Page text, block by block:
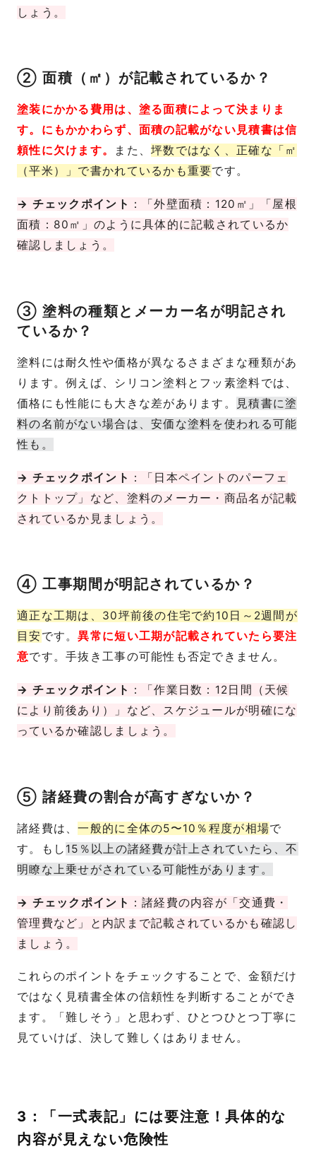
しょう。
② 面積（㎡）が記載されているか？
塗装にかかる費用は、塗る面積によって決まりま
す。にもかかわらず、面積の記載がない見積書は信
頼性に欠けます。
また、坪数ではなく、正確な「㎡
（平米）」で書かれているかも重要です。
→ チェックポイント ：「外壁面積：120㎡」「屋根
面積：80㎡」のように具体的に記載されているか
確認しましょう。
③ 塗料の種類とメーカー名が明記され
ているか？
塗料には耐久性や価格が異なるさまざまな種類があ
ります。例えば、シリコン塗料とフッ素塗料では、
価格にも性能にも大きな差があります。
見積書に塗
料の名前がない場合は、安価な塗料を使われる可能
性も。
→ チェックポイント ：「日本ペイントのパーフェ
クトトップ」など、塗料のメーカー・商品名が記載
されているか見ましょう。
④ 工事期間が明記されているか？
適正な工期は、30坪前後の住宅で約10日～2週間が
目安です。異常に短い工期が記載されていたら要注
意です。手抜き工事の可能性も否定できません。
→ チェックポイント ：「作業日数：12日間（天候
により前後あり）」など、スケジュールが明確にな
っているか確認しましょう。
⑤ 諸経費の割合が高すぎないか？
諸経費は、一般的に全体の5〜10％程度が相場で
す。もし 15％以上の諸経費が計上されていたら、不
明瞭な上乗せがされている可能性があります。
→ チェックポイント ：諸経費の内容が「交通費・
管理費など」と内訳まで記載されているかも確認し
ましょう。
これらのポイントをチェックすることで、金額だけ
ではなく見積書全体の信頼性を判断することができ
ます。「難しそう」と思わず、ひとつひとつ丁寧に
見ていけば、決して難しくはありません。
3：「一式表記」には要注意！具体的な
内容が見えない危険性